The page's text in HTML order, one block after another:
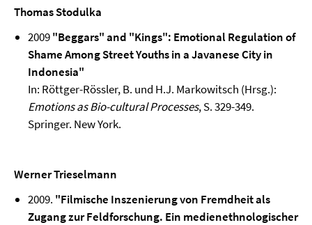
Thomas Stodulka
2009"Beggars" and "Kings": Emotional Regulation of
Shame Among Street Youths in a Javanese City in
Indonesia"
In: Röttger-Rössler, B. und H.J. Markowitsch (Hrsg.):
Emotions as Bio-cultural Processes, S. 329-349.
Springer. New York.
Werner Trieselmann
2009. "Filmische Inszenierung von Fremdheit als
Zugang zur Feldforschung. Ein medienethnologischer